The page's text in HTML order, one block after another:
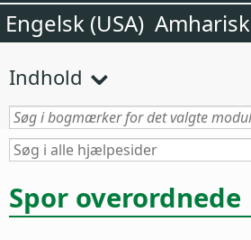
Engelsk (USA) Amharisk
Indhold
Spor overordnede